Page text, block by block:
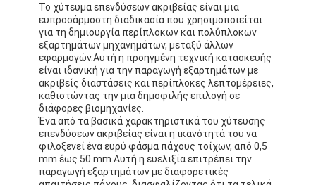
Το χύτευμα επενδύσεων ακριβείας είναι μια
ευπροσάρμοστη διαδικασία που χρησιμοποιείται
για τη δημιουργία περίπλοκων και πολύπλοκων
εξαρτημάτων μηχανημάτων, μεταξύ άλλων
εφαρμογών.Αυτή η προηγμένη τεχνική κατασκευής
είναι ιδανική για την παραγωγή εξαρτημάτων με
ακριβείς διαστάσεις και περίπλοκες λεπτομέρειες,
καθιστώντας την μια δημοφιλής επιλογή σε
διάφορες βιομηχανίες.
Ένα από τα βασικά χαρακτηριστικά του χύτευσης
επενδύσεων ακριβείας είναι η ικανότητά του να
φιλοξενεί ένα ευρύ φάσμα πάχους τοίχων, από 0,5
mm έως 50 mm.Αυτή η ευελιξία επιτρέπει την
παραγωγή εξαρτημάτων με διαφορετικές